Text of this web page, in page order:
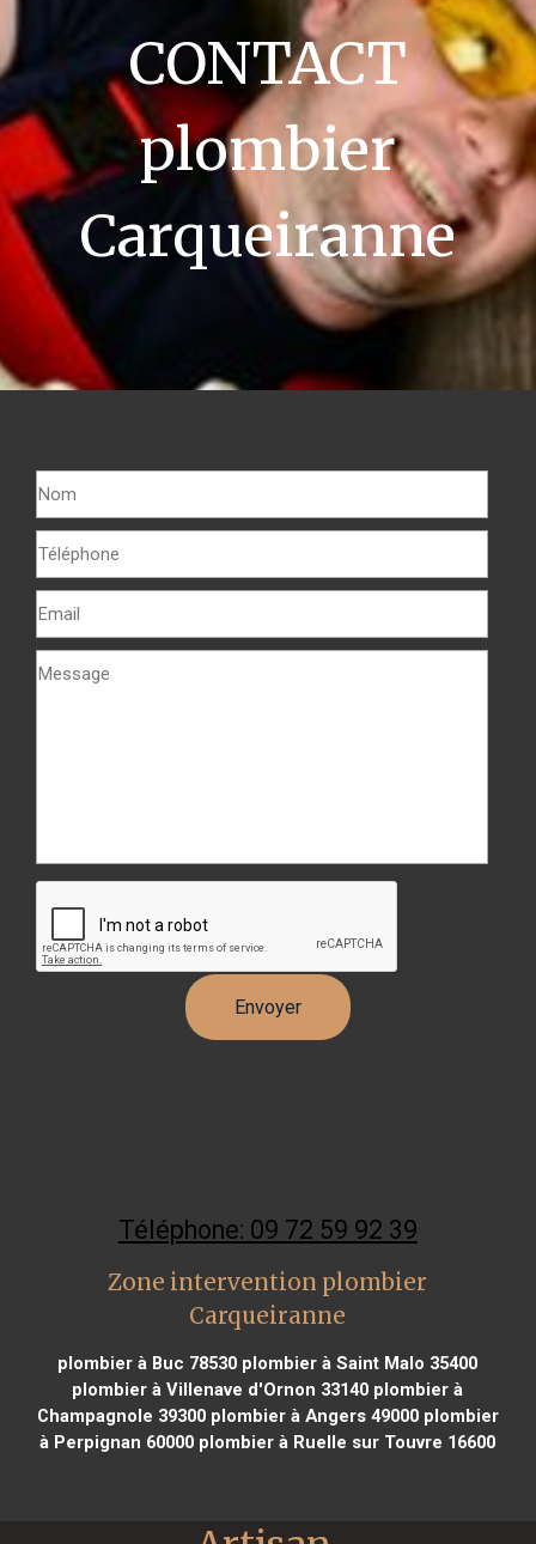
CONTACT
plombier
Carqueiranne
Téléphone: 09 72 59 92 39
Zone intervention plombier
Carqueiranne
plombier à Buc 78530 plombier à Saint Malo 35400
plombier à Villenave d'Ornon 33140 plombier à
Champagnole 39300plombier à Angers 49000plombier
à Perpignan 60000 plombier à Ruelle sur Touvre 16600